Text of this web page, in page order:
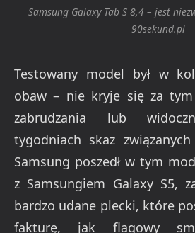
Samsung Galaxy Tab S 8,4 – jest
90sekund.pl
Testowany model był w
obaw – nie kryje się za tym
zabrudzania lub
tygodniach skaz
Samsung poszedł w tym
z Samsungiem Galaxy S5,
bardzo udane plecki, które
fakturę, jak flagowy